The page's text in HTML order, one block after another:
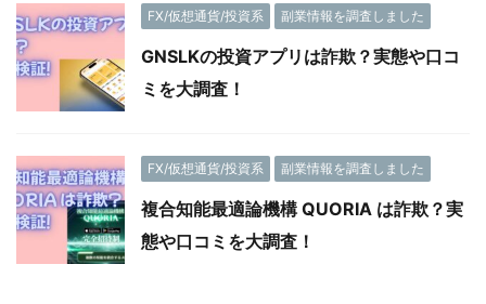
FX/仮想通貨/投資系 副業情報を調査しました
GNSLKの投資アプリは詐欺？実態や口コ
ミを大調査！
FX/仮想通貨/投資系 副業情報を調査しました
複合知能最適論機構 QUORIA は詐欺？実
態や口コミを大調査！